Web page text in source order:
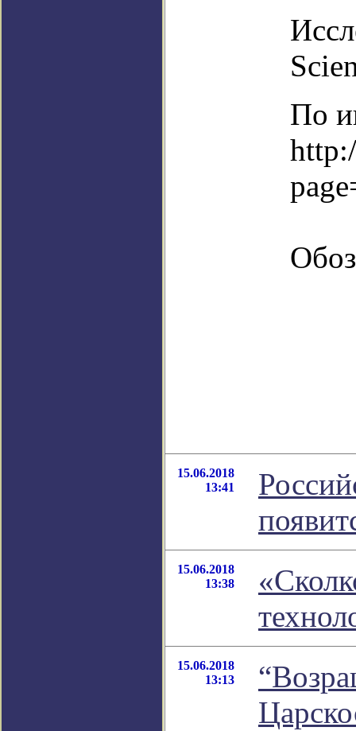
По
15.06.2018
13:41
15.06.2018
13:38
15.06.2018
13:13